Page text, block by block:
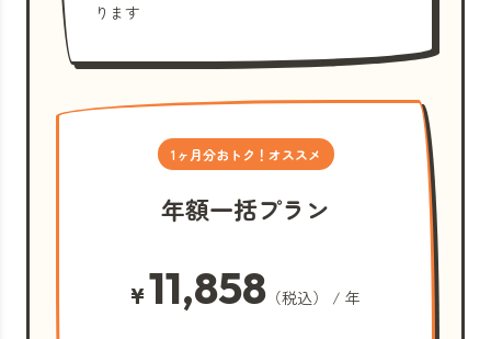
ります
1ヶ月分おトク！オススメ
年額一括プラン
¥11,858 （税込） / 年